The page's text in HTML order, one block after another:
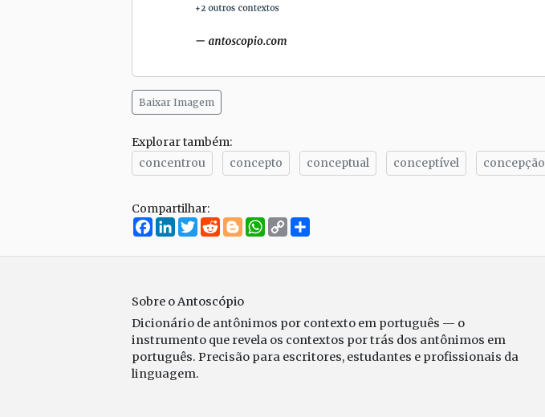
Baixar Imagem
Explorar também:
concentrou
concepto conceptual conceptível concepção
Compartilhar:
Facebook
LinkedIn
Twitter
RedditBloggerWhatsApp
Copy
Link
Sobre o Antoscópio
Dicionário de antônimos por contexto em português — o
instrumento que revela os contextos por trás dos antônimos em
português. Precisão para escritores, estudantes e profissionais da
linguagem.